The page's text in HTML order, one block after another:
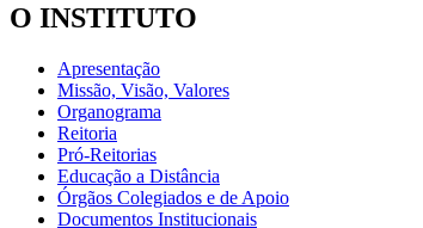
O INSTITUTO
Apresentação
Missão, Visão, Valores
Organograma
Reitoria
Pró-Reitorias
Educação a Distância
Órgãos Colegiados e de Apoio
Documentos Institucionais